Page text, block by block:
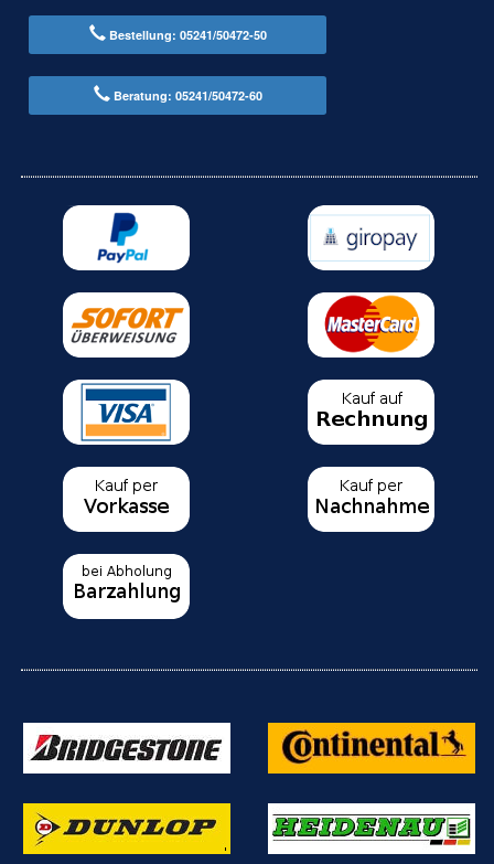
Bestellung: 05241/50472-50
Beratung: 05241/50472-60